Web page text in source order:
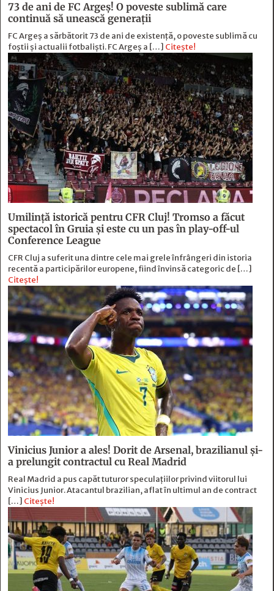
73 de ani de FC Argeş! O poveste sublimă care
continuă să unească generaţii
FC Argeș a sărbătorit 73 de ani de existență, o poveste sublimă cu
foștii și actualii fotbaliști. FC Argeș a […] Citește!
Umilință istorică pentru CFR Cluj! Tromso a făcut
spectacol în Gruia și este cu un pas în play-off-ul
Conference League
CFR Cluj a suferit una dintre cele mai grele înfrângeri din istoria
recentă a participărilor europene, fiind învinsă categoric de […]
Citește!
Vinicius Junior a ales! Dorit de Arsenal, brazilianul și-
a prelungit contractul cu Real Madrid
Real Madrid a pus capăt tuturor speculațiilor privind viitorul lui
Vinicius Junior. Atacantul brazilian, aflat în ultimul an de contract
[…] Citește!